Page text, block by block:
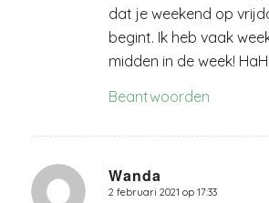
dat je weekend op
begint. Ik heb vaak
midden in de week!
Beantwoorden
Wanda
zegt:
2 februari 2021 op 17:33